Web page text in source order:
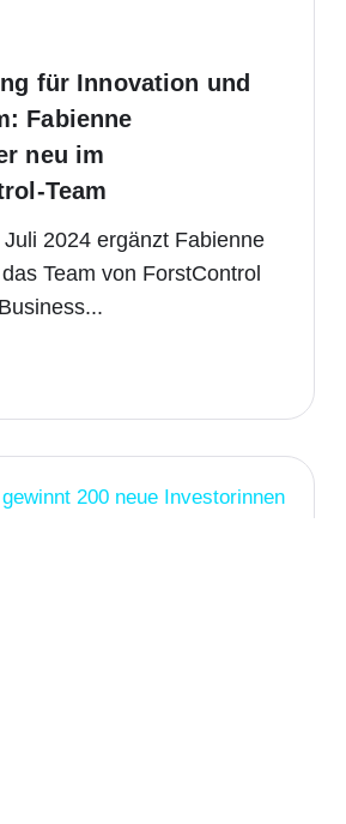
für Innovation und
Fabienne
neu im
Team
2024 ergänzt Fabienne
Team von ForstControl